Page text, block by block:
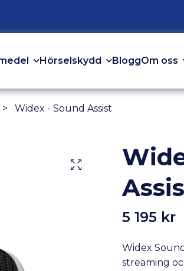
Hörselskydd BloggOm oss
Widex - Sound Assist
5 195 kr
Widex
streaming